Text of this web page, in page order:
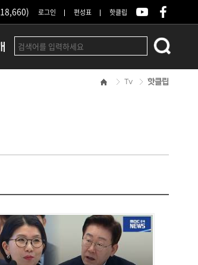
로그인 편성표 핫클립
Tv 핫클립